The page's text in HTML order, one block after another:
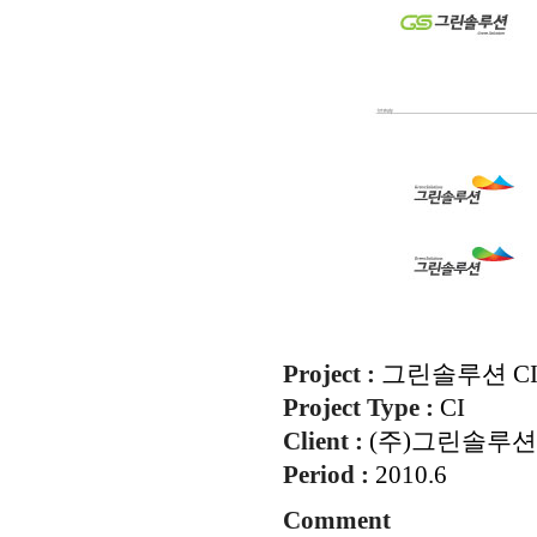
Project : 그린솔루션
Project Type : CI
Client : (주)그린솔루션
Period : 2010.6
Comment